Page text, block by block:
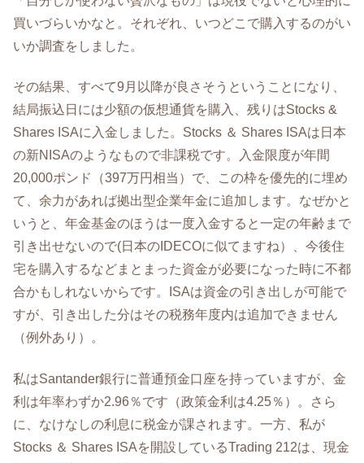
買いづらいかなと。それぞれ、いつどこで購入するのがい
いか調査をしました。
その結果、すべて9月以降が良さそうということになり、
結局振込日には少額の仮想通貨を購入、残りはStocks &
Shares ISAに入金しました。Stocks ＆ Shares ISAは日本
の新NISAのようなもので非課税です。入金限度が年間
20,000ポンド（397万円相当）で、この枠を優先的に埋め
て、余力があれば拠出型企業年金に追加します。なぜかと
いうと、年金基金のほうは一度入金すると一定の年齢まで
引き出せないので(日本のIDECOに似てますね）、今後住
宅を購入するなどまとまった資金が必要になった時に不都
合かもしれないからです。ISAは資金の引き出しが可能で
すが、引き出した分はその税務年度内は追加できません
（例外あり）。
私はSantander銀行に普通預金口座を持っていますが、金
利は年率わずか2.96％です（政策金利は4.25％）。さら
に、なけなしの利息に税金が課されます。一方、私が
Stocks ＆ Shares ISAを開設しているTrading 212は、現金